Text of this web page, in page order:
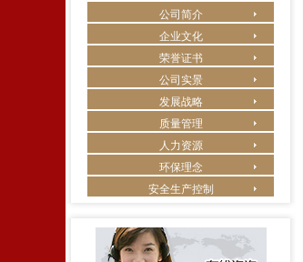
公司简介
企业文化
荣誉证书
公司实景
发展战略
质量管理
人力资源
环保理念
安全生产控制